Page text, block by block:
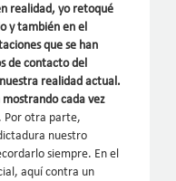
realidad, yo retoqué
y también en el
que se han
de contacto del
realidad actual.
cada vez
Por otra parte,
nuestro
siempre. En el
aquí contra un